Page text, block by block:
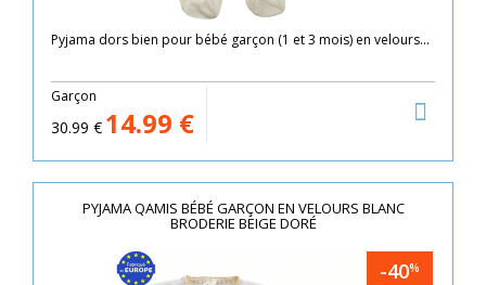
Pyjama dors bien pour bébé garçon (1 et 3 mois) en velours...
Garçon
30.99 € 14.99 €
PYJAMA QAMIS BÉBÉ GARÇON EN VELOURS BLANC
BRODERIE BEIGE DORÉ
-40%